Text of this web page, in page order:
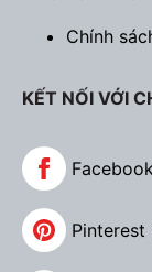
Chính
KẾT NỐI VỚI
Pinterest